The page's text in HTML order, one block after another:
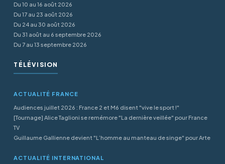
Du 10 au 16 août 2026
Du 17 au 23 août 2026
Du 24 au 30 août 2026
Du 31 août au 6 septembre 2026
Du 7 au 13 septembre 2026
TÉLÉVISION
ACTUALITÉ FRANCE
Audiences juillet 2026 : France 2 et M6 disent "vive le sport !"
[Tournage] Alice Taglioni se remémore "La dernière veillée" pour France
TV
Guillaume Gallienne devient "L’homme au manteau de singe" pour Arte
ACTUALITÉ INTERNATIONAL